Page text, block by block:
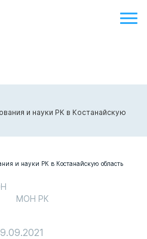
и науки РК в Костанайскую
МОН РК